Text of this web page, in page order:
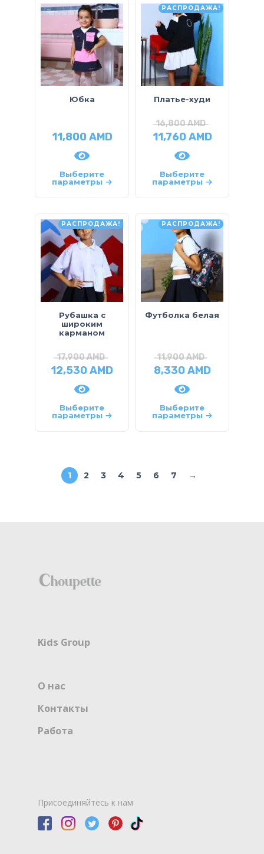
Юбка
11,800AMD
Выберите
параметры
РАСПРОДАЖА!
Платье-худи
16,800AMD
11,760AMD
Выберите
параметры
РАСПРОДАЖА!
Рубашка с
широким
карманом
17,900AMD
12,530AMD
Выберите
параметры
РАСПРОДАЖА!
Футболка белая
11,900AMD
8,330AMD
Выберите
параметры
1 2 3 4 5 6 7 →
Kids Group
О нас
Контакты
Работа
Присоединяйтесь к нам